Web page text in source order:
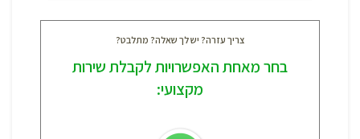
צריך עזרה? יש לך שאלה? מתלבט?
בחר מאחת האפשרויות לקבלת שירות
מקצועי: